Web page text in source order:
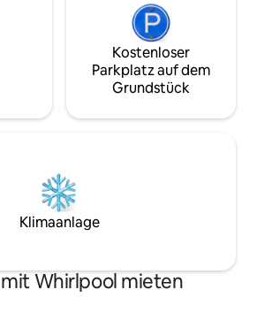
Kostenloser
Parkplatz auf dem
Grundstück
Klimaanlage
Whirlpool mieten